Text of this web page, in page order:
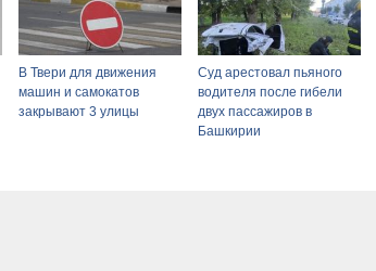
В Твери для движения
машин и самокатов
закрывают 3 улицы
Суд арестовал пьяного
водителя после гибели
двух пассажиров в
Башкирии